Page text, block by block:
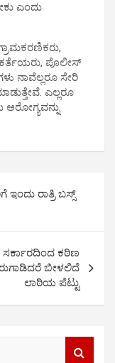
ಎಂದು
ಪೊಲೀಸ್
ನಾವೆಲ್ಲರೂ ಸೇರಿ
ಎಲ್ಲರೂ
ಆರೋಗ್ಯವನ್ನು
ರಾತ್ರಿ ಬಸ್ಸ್
ಸರ್ಕಾರದಿಂದ ಕಠಿಣ
ಬೀಳಲಿದೆ
ಲಾಠಿಯ ಪೆಟ್ಟು